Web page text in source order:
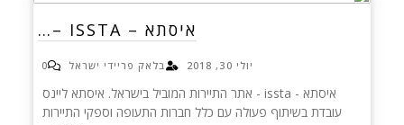
איסתא – ISSTA –…
יולי 30, 2018 בלאק פריידי ישראל 0
איסתא - issta - אתר התיירות המוביל בישראל. איסתא ליינס
עובדת בשיתוף פעולה עם כלל חברות התעופה וספקי התיירות